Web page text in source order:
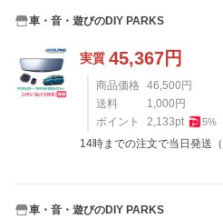
車・音・遊びのDIY PARKS
実質 45,367円
商品価格 46,500円
送料
1,000円
ポイント
2,133pt 5%
14時までの注文で当日発送（
車・音・遊びのDIY PARKS